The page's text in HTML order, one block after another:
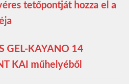
tetőpontját hozza el a
GEL-KAYANO 14
KAI műhelyéből